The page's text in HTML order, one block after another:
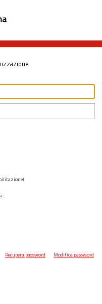
.
Recupera password Modifica password